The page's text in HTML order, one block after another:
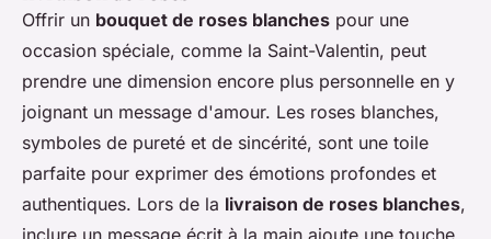
Offrir un bouquet de roses blanches pour une
occasion spéciale, comme la Saint-Valentin, peut
prendre une dimension encore plus personnelle en y
joignant un message d'amour. Les roses blanches,
symboles de pureté et de sincérité, sont une toile
parfaite pour exprimer des émotions profondes et
authentiques. Lors de la livraison de roses blanches,